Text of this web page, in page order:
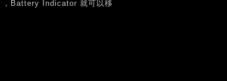
，Battery Indicator 就可以移